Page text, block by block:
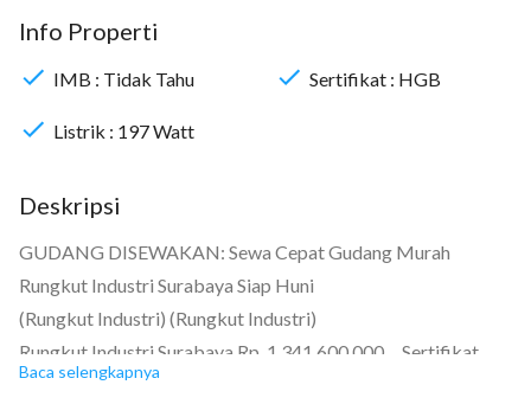
Info Properti
IMB : Tidak Tahu Sertifikat : HGB
Listrik : 197Watt
Deskripsi
GUDANG DISEWAKAN: Sewa Cepat Gudang Murah
Rungkut Industri Surabaya Siap Huni
(Rungkut Industri) (Rungkut Industri)
Rungkut Industri Surabaya Rp. 1.341.600.000 Sertifikat
Hak Guna Bangunan
Baca selengkapnya